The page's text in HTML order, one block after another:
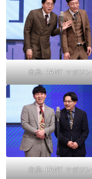
出典: FANY マガジン
出典: FANY マガジン